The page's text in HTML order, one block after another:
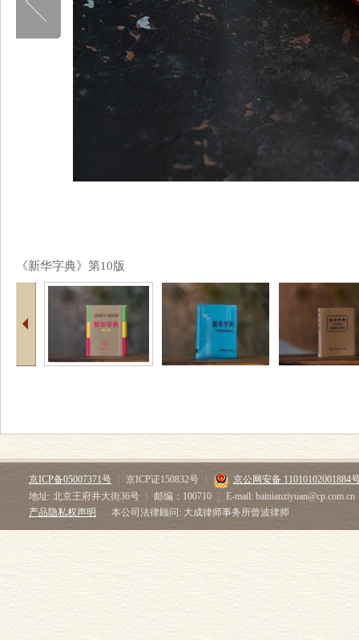
《新华字典》第10版
京ICP备05007371号 京ICP证150832号
京公网安备 11010102001884
地址: 北京王府井大街36号
邮编：100710
E-mail: bainianziyuan@cp.com.cn
产品隐私权声明
本公司法律顾问: 大成律师事务所曾波律师